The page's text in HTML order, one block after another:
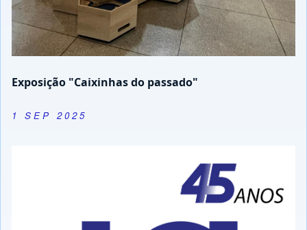
Visita ao IG dos estudantes participantes das
Olimpíadas de Geografia